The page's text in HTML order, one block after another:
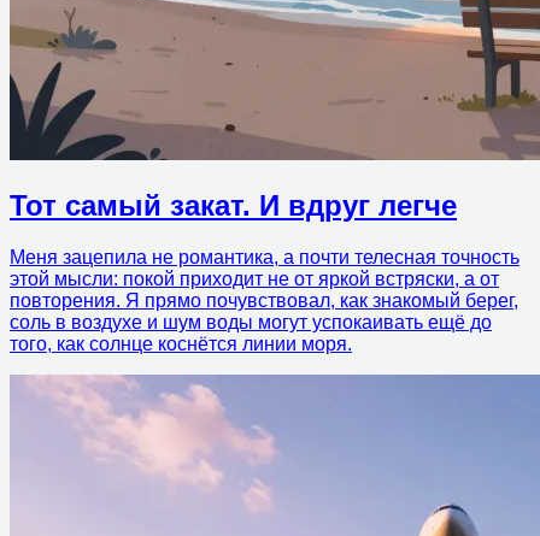
Тот самый закат. И вдруг легче
Меня зацепила не романтика, а почти телесная точность
этой мысли: покой приходит не от яркой встряски, а от
повторения. Я прямо почувствовал, как знакомый берег,
соль в воздухе и шум воды могут успокаивать ещё до
того, как солнце коснётся линии моря.